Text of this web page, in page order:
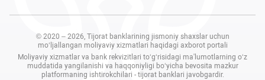
© 2020 – 2026, Tijorat banklarining jismoniy shaxslar uchun
mo‘ljallangan moliyaviy xizmatlari haqidagi axborot portali
Moliyaviy xizmatlar va bank rekvizitlari to‘g‘risidagi ma'lumotlarning o‘z
muddatida yangilanishi va haqqoniyligi bo‘yicha bevosita mazkur
platformaning ishtirokchilari - tijorat banklari javobgardir.